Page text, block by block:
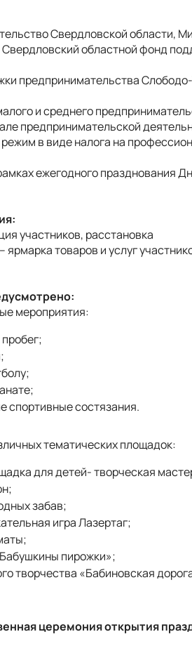
Свердловской области,
областной фонд
предпринимательства
и среднего
предпринимательской
в виде налога на
ежегодного празднования
участников, расстановка
ярмарка товаров и услуг
мероприятия:
спортивные состязания.
тематических площадок:
для детей- творческая
забав;
игра Лазертаг;
пирожки»;
творчества «Бабиновская
церемония открытия